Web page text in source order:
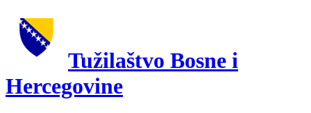
Tužilaštvo Bosne i
Hercegovine